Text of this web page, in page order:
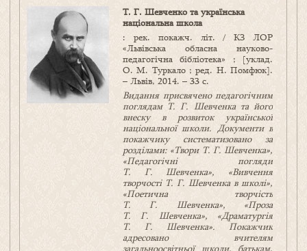
Т. Г. Шевченко та українська
національна школа
: рек. покажч. літ. / КЗ ЛОР
«Львівська обласна науково-
педагогічна бібліотека» ; [уклад.
О. М. Туркало ; ред. Н. Помфюк].
– Львів, 2014. – 33 с.
Видання присвячено педагогічним
поглядам Т. Г. Шевченка та його
внеску в розвиток української
національної школи. Документи в
покажчику систематизовано за
розділами: «Твори Т. Г. Шевченка»,
«Педагогічні погляди
Т. Г. Шевченка», «Вивчення
творчості Т. Г. Шевченка в школі»,
«Поетична творчість
Т. Г. Шевченка», «Проза
Т. Г. Шевченка», «Драматургія
Т. Г. Шевченка». Покажчик
адресовано вчителям
загальноосвітньої школи, батькам,